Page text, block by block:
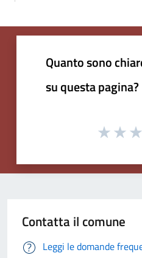
Quanto sono
su questa pagina?
Contatta il comune
Leggi le domande